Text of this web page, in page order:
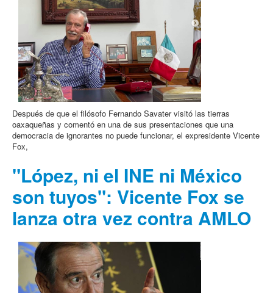
Después de que el filósofo Fernando Savater visitó las tierras
oaxaqueñas y comentó en una de sus presentaciones que una
democracia de ignorantes no puede funcionar, el expresidente Vicente
Fox,
"López, ni el INE ni México
son tuyos": Vicente Fox se
lanza otra vez contra AMLO